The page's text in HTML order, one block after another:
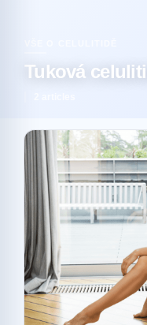
Tuková